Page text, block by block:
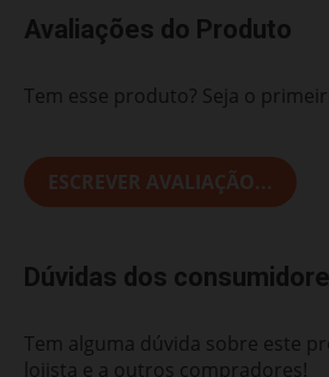
Avaliações do Produto
Tem esse produto? Seja o
ESCREVER AVALIAÇÃO...
Dúvidas dos
Tem alguma dúvida sobre este
lojista e a outros compradores!